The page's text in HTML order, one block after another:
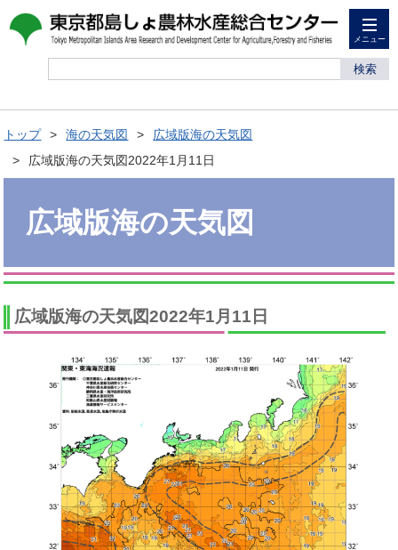
メニュー
検索
トップ 海の天気図
広域版海の天気図
広域版海の天気図2022年1月11日
広域版海の天気図
広域版海の天気図2022年1月11日